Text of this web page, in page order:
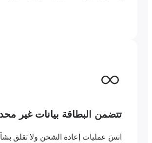
تتضمن البطاقة بيانات غير محدودة
انسَ عمليات إعادة الشحن ولا تقلق بشأن نفاد